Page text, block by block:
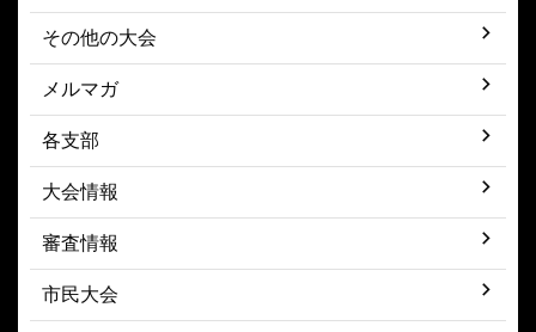
その他の大会
メルマガ
各支部
大会情報
審査情報
市民大会